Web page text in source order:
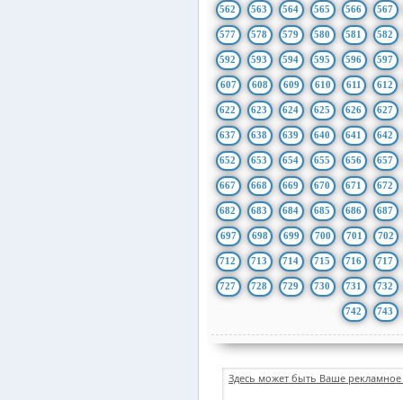
562 563 564 565 566 567
577 578 579 580 581 582
592 593 594 595 596 597
607 608 609 610 611 612
622 623 624 625 626 627
637 638 639 640 641 642
652 653 654 655 656 657
667 668 669 670 671 672
682 683 684 685 686 687
697 698 699 700 701 702
712 713 714 715 716 717
727 728 729 730 731 732
742 743
Здесь может быть Ваше